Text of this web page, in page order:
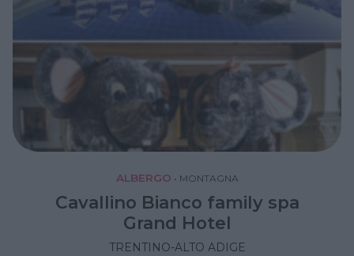
ALBERGO • MONTAGNA
Cavallino Bianco family spa
Grand Hotel
TRENTINO-ALTO ADIGE